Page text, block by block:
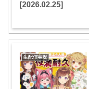
[2026.02.25]
生配信実況